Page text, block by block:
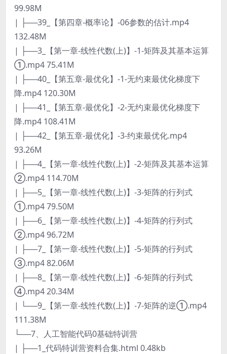
99.98M
| ├──39_【第四章-概率论】-06参数的估计.mp4
132.48M
| ├──3_【第一章-线性代数(上)】-1-矩阵及其基本运算
①.mp4 75.41M
| ├──40_【第五章-最优化】-1-无约束最优化梯度下
降.mp4 120.30M
| ├──41_【第五章-最优化】-2-无约束最优化梯度下
降.mp4 108.41M
| ├──42_【第五章-最优化】-3-约束最优化.mp4
93.26M
| ├──4_【第一章-线性代数(上)】-2-矩阵及其基本运算
②.mp4 114.70M
| ├──5_【第一章-线性代数(上)】-3-矩阵的行列式
①.mp4 79.50M
| ├──6_【第一章-线性代数(上)】-4-矩阵的行列式
②.mp4 96.72M
| ├──7_【第一章-线性代数(上)】-5-矩阵的行列式
③.mp4 82.06M
| ├──8_【第一章-线性代数(上)】-6-矩阵的行列式
④.mp4 20.34M
| └──9_【第一章-线性代数(上)】-7-矩阵的逆①.mp4
111.38M
└──7、人工智能代码0基础特训营
| ├──1_代码特训营资料合集.html 0.48kb